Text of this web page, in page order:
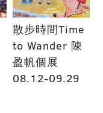
散步時間Time
to Wander 陳
盈帆個展
08.12-09.29